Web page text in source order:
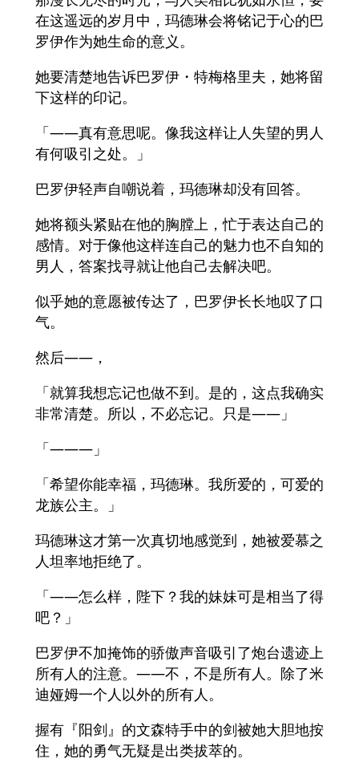
在这遥远的岁月中，玛德琳会将铭记于心的巴
罗伊作为她生命的意义。
她要清楚地告诉巴罗伊・特梅格里夫，她将留
下这样的印记。
「——真有意思呢。像我这样让人失望的男人
有何吸引之处。」
巴罗伊轻声自嘲说着，玛德琳却没有回答。
她将额头紧贴在他的胸膛上，忙于表达自己的
感情。对于像他这样连自己的魅力也不自知的
男人，答案找寻就让他自己去解决吧。
似乎她的意愿被传达了，巴罗伊长长地叹了口
气。
然后——，
「就算我想忘记也做不到。是的，这点我确实
非常清楚。所以，不必忘记。只是——」
「———」
「希望你能幸福，玛德琳。我所爱的，可爱的
龙族公主。」
玛德琳这才第一次真切地感觉到，她被爱慕之
人坦率地拒绝了。
「——怎么样，陛下？我的妹妹可是相当了得
吧？」
巴罗伊不加掩饰的骄傲声音吸引了炮台遗迹上
所有人的注意。——不，不是所有人。除了米
迪娅姆一个人以外的所有人。
握有『阳剑』的文森特手中的剑被她大胆地按
住，她的勇气无疑是出类拔萃的。